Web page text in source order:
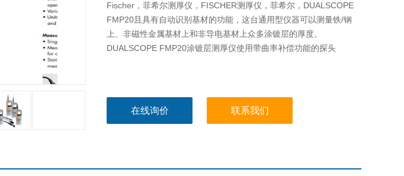
Fischer，菲希尔测厚仪，FISCHER测厚仪，菲希尔，DUALSCOPE
FMP20且具有自动识别基材的功能，这台通用型仪器可以测量铁/钢
上、非磁性金属基材上和非导电基材上众多涂镀层的厚度。
DUALSCOPE FMP20涂镀层测厚仪使用带曲率补偿功能的探头
在线询价 联系我们